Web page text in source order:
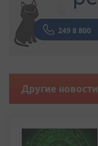
Другие новости